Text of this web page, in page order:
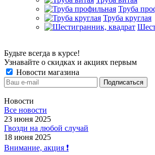
Труба
Труба круглая
Будьте всегда в курсе!
Узнавайте о скидках и акциях первым
Новости магазина
Новости
Все новости
23 июня 2025
Гвозди на любой случай
18 июня 2025
Внимание, акция ❗️